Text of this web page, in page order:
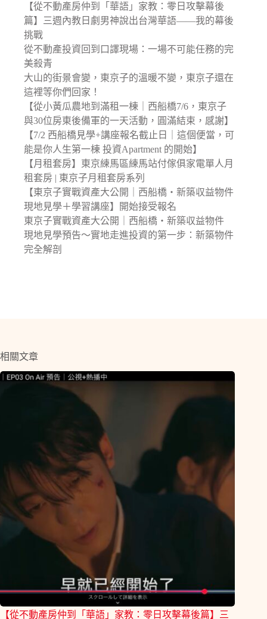
【從不動產房仲到「華語」家教：零日攻擊幕後
篇】三週內教日劇男神說出台灣華語——我的幕後
挑戰
從不動產投資回到口譯現場：一場不可能任務的完
美殺青
大山的街景會變，東京子的溫暖不變，東京子還在
這裡等你們回家！
【從小黃瓜農地到滿租一棟｜西船橋7/6，東京子
與30位房東後備軍的一天活動，圓滿結束，感謝】
【7/2 西船橋見學+講座報名截止日｜這個便當，可
能是你人生第一棟 投資Apartment 的開始】
【月租套房】東京練馬區練馬站付傢俱家電單人月
租套房 | 東京子月租套房系列
【東京子實戰資產大公開｜西船橋・新築収益物件
現地見學＋學習講座】開始接受報名
東京子實戰資產大公開｜西船橋・新築収益物件
現地見學預告〜實地走進投資的第一步：新築物件
完全解剖
相關文章
【從不動產房仲到「華語」家教：零日攻擊幕後篇】三